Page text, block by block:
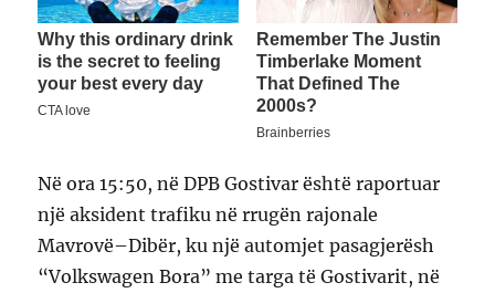
Në ora 15:50, në DPB Gostivar është raportuar
një aksident trafiku në rrugën rajonale
Mavrovë–Dibër, ku një automjet pasagjerësh
“Volkswagen Bora” me targa të Gostivarit, në